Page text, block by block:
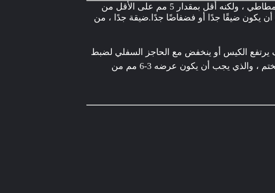
أولاً ، ضع الكيس في مكان التعبئة.يجب ضبط الجيب أعلى بمقدار 2-3 مم من اللاصق المطاطي ، ولكنه أقل بمقدار 5 مم على الأقل من
الأدلة على جانبي الكيس أعرض من الكيس 3-6 مم.لا ينبغي أن يكون ضيقًا جدًا أو فضفاضًا جدًا.ضيقة جدًا ، من
الكيس أو ينخفض ​​مع الحاجز السفلي لضبط
ارتفاع الختم.يمكن للمقبض الأسود الأيسر ضبط عرض أخاديد التوجيه على جانبي جزء الختم ، والذي يجب أن يكون عرضه 3-6 مم من